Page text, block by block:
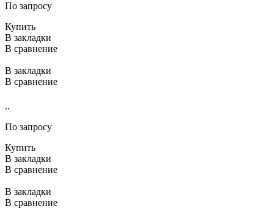
По запросу
Купить
В закладки
В сравнение
В закладки
В сравнение
..
По запросу
Купить
В закладки
В сравнение
В закладки
В сравнение